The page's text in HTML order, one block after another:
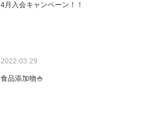
4月入会キャンペーン！！
2022.03.29
食品添加物🍚